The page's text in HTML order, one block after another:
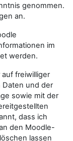
genommen.
an.
im
werden.
freiwilliger
Daten und der
sowie mit der
dass ich
den Moodle-
lassen